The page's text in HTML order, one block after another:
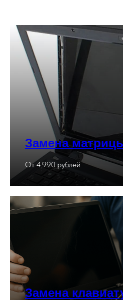
Замена
От 4.990 рублей
Замена